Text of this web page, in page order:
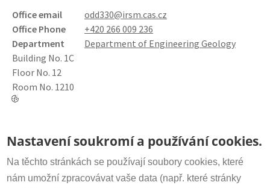
Office email
odd330@irsm.cas.cz
Office Phone
+420 266 009 236
Department
Department of Engineering Geology
Building No. 1C
Floor No. 12
Room No. 1210
Secretariat:+420 266 009 318
irsm@irsm.cas.cz
Nastavení soukromí a používání cookies.
Na těchto stránkách se používají soubory cookies, které
nám umožní zpracovávat vaše data (např. které stránky